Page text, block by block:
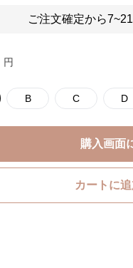
ご注文確定から
円
B C D
購入画面
カートに